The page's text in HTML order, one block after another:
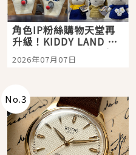
角色IP粉絲購物天堂再
升級！KIDDY LAND 原
宿店吉伊卡哇迎客，新
開幕 OMOKADO 店3分
2026年07月07日
No.3